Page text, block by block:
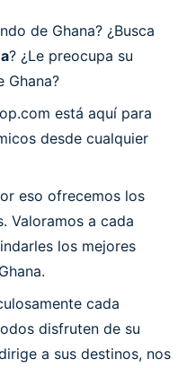
de Ghana? ¿Busca
? ¿Le preocupa su
Ghana?
está aquí para
desde cualquier
eso ofrecemos los
Valoramos a cada
los mejores
cada
disfruten de su
a sus destinos, nos